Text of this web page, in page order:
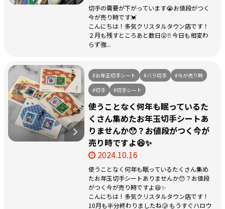
切手の需要が下がっています😭お値段がつく
今が売り時です💓
こんにちは！多気クリスタルタウン店です！
２月も残すところあと数日😮‼️ 今日も相変わ
らず強...
#お年玉切手シート #バラ切手
#今が売り時
#切手
#切手シート
使うことなく何年も眠っているた
くさん集めたお年玉切手シートあ
りませんか😯？お値段がつく今が
売り時ですよ😆✨
2024.10.16
使うことなく何年も眠っているたくさん集め
たお年玉切手シートありませんか😯？お値段
がつく今が売り時ですよ😆✨
こんにちは！多気クリスタルタウン店です！
10月も半分終わりましたね🥲 もうすぐハロウ